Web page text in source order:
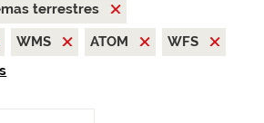
terrestres
WMS ATOM
WFS